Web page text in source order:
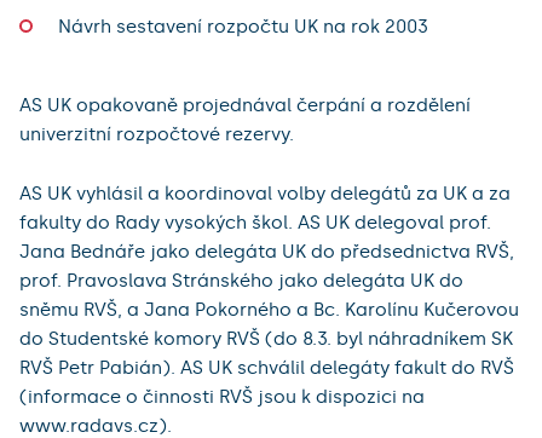
Návrh sestavení rozpočtu UK na rok 2003
AS UK opakovaně projednával čerpání a rozdělení
univerzitní rozpočtové rezervy.
AS UK vyhlásil a koordinoval volby delegátů za UK a za
fakulty do Rady vysokých škol. AS UK delegoval prof.
Jana Bednáře jako delegáta UK do předsednictva RVŠ,
prof. Pravoslava Stránského jako delegáta UK do
sněmu RVŠ, a Jana Pokorného a Bc. Karolínu Kučerovou
do Studentské komory RVŠ (do 8.3. byl náhradníkem SK
RVŠ Petr Pabián). AS UK schválil delegáty fakult do RVŠ
(informace o činnosti RVŠ jsou k dispozici na
www.radavs.cz).